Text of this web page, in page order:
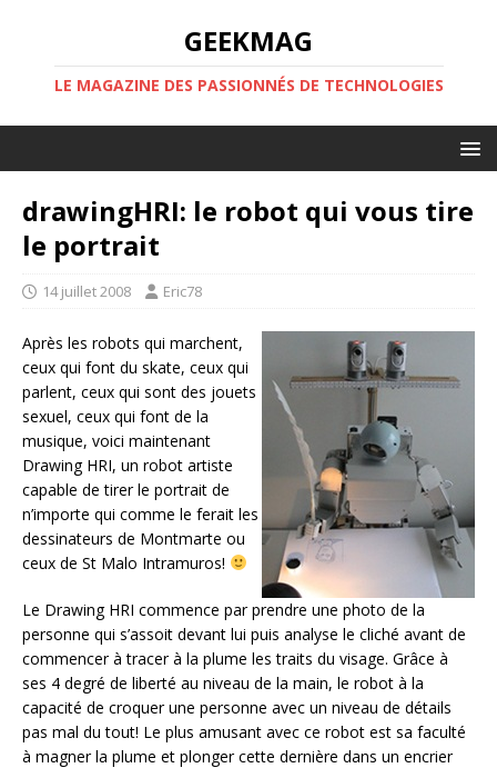
GEEKMAG
LE MAGAZINE DES PASSIONNÉS DE TECHNOLOGIES
drawingHRI: le robot qui vous tire
le portrait
14 juillet 2008 Eric78
Après les robots qui marchent,
ceux qui font du skate, ceux qui
parlent, ceux qui sont des jouets
sexuel, ceux qui font de la
musique, voici maintenant
Drawing HRI, un robot artiste
capable de tirer le portrait de
n’importe qui comme le ferait les
dessinateurs de Montmarte ou
ceux de St Malo Intramuros!
Le Drawing HRI commence par prendre une photo de la
personne qui s’assoit devant lui puis analyse le cliché avant de
commencer à tracer à la plume les traits du visage. Grâce à
ses 4 degré de liberté au niveau de la main, le robot à la
capacité de croquer une personne avec un niveau de détails
pas mal du tout! Le plus amusant avec ce robot est sa faculté
à magner la plume et plonger cette dernière dans un encrier